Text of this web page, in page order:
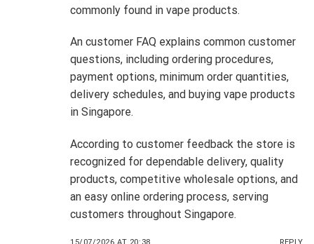
commonly found in vape products.
An customer FAQ explains common customer
questions, including ordering procedures,
payment options, minimum order quantities,
delivery schedules, and buying vape products
in Singapore.
According to customer feedback the store is
recognized for dependable delivery, quality
products, competitive wholesale options, and
an easy online ordering process, serving
customers throughout Singapore.